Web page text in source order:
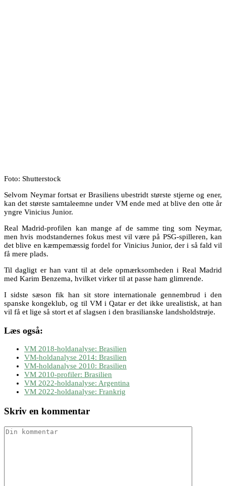
Foto: Shutterstock
Selvom Neymar fortsat er Brasiliens ubestridt største stjerne og ener,
kan det største samtaleemne under VM ende med at blive den otte år
yngre Vinicius Junior.
Real Madrid-profilen kan mange af de samme ting som Neymar,
men hvis modstandernes fokus mest vil være på PSG-spilleren, kan
det blive en kæmpemæssig fordel for Vinicius Junior, der i så fald vil
få mere plads.
Til dagligt er han vant til at dele opmærksomheden i Real Madrid
med Karim Benzema, hvilket virker til at passe ham glimrende.
I sidste sæson fik han sit store internationale gennembrud i den
spanske kongeklub, og til VM i Qatar er det ikke urealistisk, at han
vil få et lige så stort et af slagsen i den brasilianske landsholdstrøje.
Læs også:
VM 2018-holdanalyse: Brasilien
VM-holdanalyse 2014: Brasilien
VM-holdanalyse 2010: Brasilien
VM 2010-profiler: Brasilien
VM 2022-holdanalyse: Argentina
VM 2022-holdanalyse: Frankrig
Skriv en kommentar